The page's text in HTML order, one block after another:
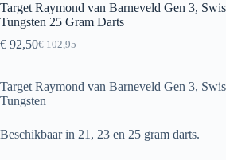
Target Raymond van Barneveld Gen 3,
Tungsten 25 Gram Darts
€102,95
Oorspronkelijke
was:
€ 102,95.
€ 92,50Huidige
is:
€ 92,50.
Target Raymond van Barneveld Gen 3,
Tungsten
Beschikbaar in 21, 23 en 25 gram darts.